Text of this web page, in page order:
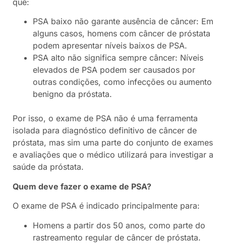
PSA baixo não garante ausência de câncer: Em
alguns casos, homens com câncer de próstata
podem apresentar níveis baixos de PSA.
PSA alto não significa sempre câncer: Níveis
elevados de PSA podem ser causados por
outras condições, como infecções ou aumento
benigno da próstata.
Por isso, o exame de PSA não é uma ferramenta
isolada para diagnóstico definitivo de câncer de
próstata, mas sim uma parte do conjunto de exames
e avaliações que o médico utilizará para investigar a
saúde da próstata.
Quem deve fazer o exame de PSA?
O exame de PSA é indicado principalmente para:
Homens a partir dos 50 anos, como parte do
rastreamento regular de câncer de próstata.